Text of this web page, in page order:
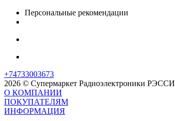
Персональные рекомендации
+74733003673
2026 © Супермаркет Радиоэлектроники РЭССИ
О КОМПАНИИ
ПОКУПАТЕЛЯМ
ИНФОРМАЦИЯ